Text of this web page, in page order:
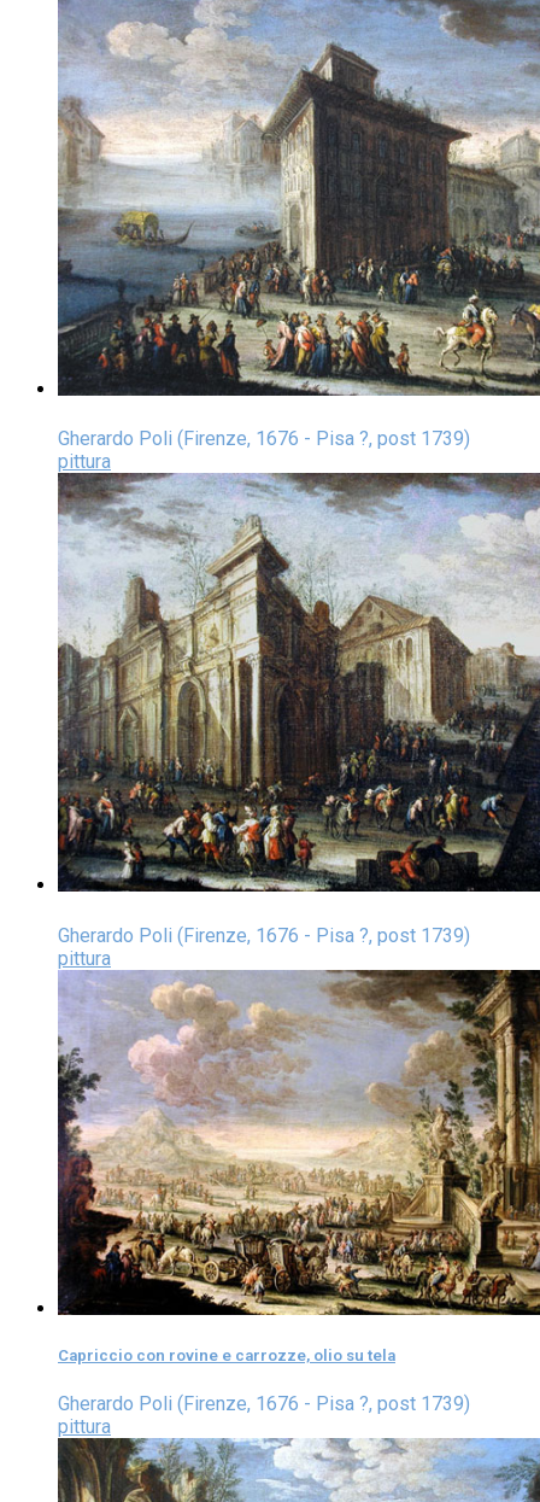
Gherardo Poli (Firenze, 1676 - Pisa ?, post 1739)
pittura
Gherardo Poli (Firenze, 1676 - Pisa ?, post 1739)
pittura
Capriccio con rovine e carrozze, olio su tela
Gherardo Poli (Firenze, 1676 - Pisa ?, post 1739)
pittura